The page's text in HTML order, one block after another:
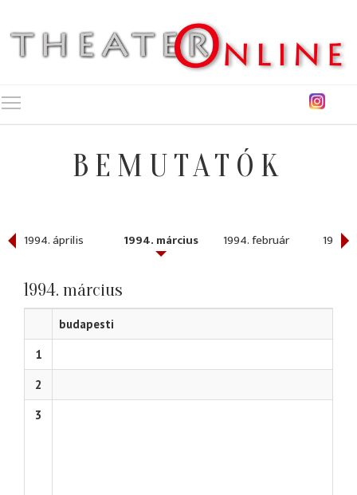
BEMUTATÓK
1994. április 1994. március 1994. február 1994.
1994. március
budapesti
1
2
3